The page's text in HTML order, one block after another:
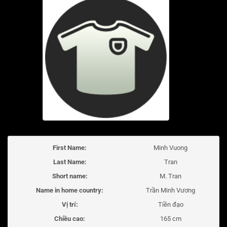
First Name:
Minh Vuong
Last Name:
Tran
Short name:
M. Tran
Name in home country:
Trần Minh Vương
Vị trí:
Tiền đạo
Chiều cao:
165 cm